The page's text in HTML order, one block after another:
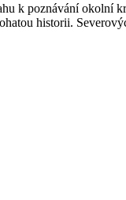
k poznávání okolní
historii.